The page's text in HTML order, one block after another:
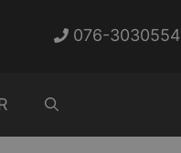
076-3030554